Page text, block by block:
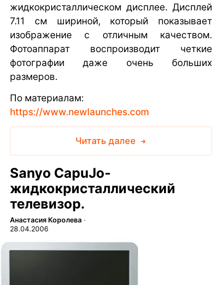
жидкокристаллическом дисплее. Дисплей
7.11 см шириной, который показывает
изображение с отличным качеством.
Фотоаппарат воспроизводит четкие
фотографии даже очень больших
размеров.
По материалам:
https://www.newlaunches.com
Читать далее
Sanyo CapuJo-
жидкокристаллический
телевизор.
Анастасия Королева ∙
28.04.2006